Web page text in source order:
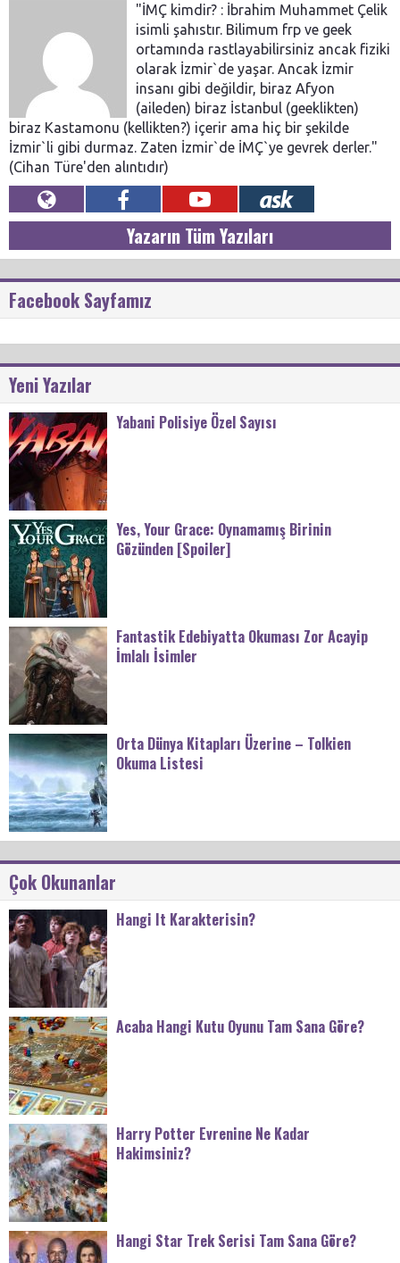
"İMÇ kimdir? : İbrahim Muhammet Çelik
isimli şahıstır. Bilimum frp ve geek
ortamında rastlayabilirsiniz ancak fiziki
olarak İzmir`de yaşar. Ancak İzmir
insanı gibi değildir, biraz Afyon
(aileden) biraz İstanbul (geeklikten)
biraz Kastamonu (kellikten?) içerir ama hiç bir şekilde
İzmir`li gibi durmaz. Zaten İzmir`de İMÇ`ye gevrek derler."
(Cihan Türe'den alıntıdır)
Yazarın Tüm Yazıları
Facebook Sayfamız
Yeni Yazılar
Yabani Polisiye Özel Sayısı
Yes, Your Grace: Oynamamış Birinin
Gözünden [Spoiler]
Fantastik Edebiyatta Okuması Zor Acayip
İmlalı İsimler
Orta Dünya Kitapları Üzerine – Tolkien
Okuma Listesi
Çok Okunanlar
Hangi It Karakterisin?
Acaba Hangi Kutu Oyunu Tam Sana Göre?
Harry Potter Evrenine Ne Kadar
Hakimsiniz?
Hangi Star Trek Serisi Tam Sana Göre?